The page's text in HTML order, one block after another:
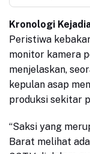
Kronologi
Peristiwa
monitor kamera
menjelaskan,
kepulan asap
produksi sekitar
“Saksi yang
Barat melihat